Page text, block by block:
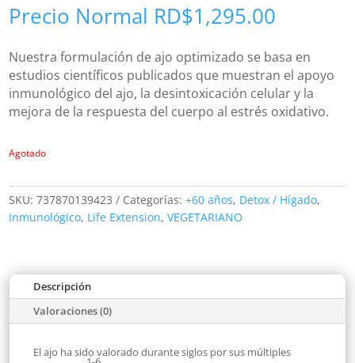
Precio Normal RD$1,295.00
Nuestra formulación de ajo optimizado se basa en
estudios científicos publicados que muestran el apoyo
inmunológico del ajo, la desintoxicación celular y la
mejora de la respuesta del cuerpo al estrés oxidativo.
Agotado
SKU:737870139423 Categorías:+60 años, Detox / Hígado,
Inmunológico, Life Extension,VEGETARIANO
Descripción
Valoraciones (0)
El ajo ha sido valorado durante siglos por sus múltiples